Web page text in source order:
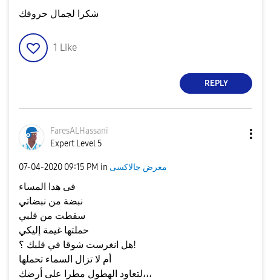
شكرا لجمال حروفك
1 Like
REPLY
FaresALHassani
Expert Level 5
‎07-04-2020 09:15 PM in معرض جالاكسى
فى هدا المساء
نبضة من نبضاتي
سقطت من قلبي
حملتها غيمة إليكي
هل انغرست شوقا في قلبك ؟!
أم لا تزال السماء تحملها
لتعاود الهطول مطرا على أرضك،،،